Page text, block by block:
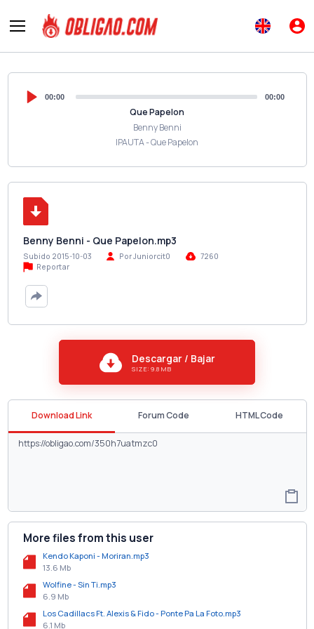
00:00 00:00
Que Papelon
Benny Benni
IPAUTA - Que Papelon
Benny Benni - Que Papelon.mp3
Subido 2015-10-03 Por Juniorcit0
7260
Reportar
Descargar / Bajar
SIZE: 9.8 MB
Download Link Forum Code HTML Code
More files from this user
Kendo Kaponi - Moriran.mp3
13.6 Mb
Wolfine - Sin Ti.mp3
6.9 Mb
Los Cadillacs Ft. Alexis & Fido - Ponte Pa La Foto.mp3
6.1 Mb